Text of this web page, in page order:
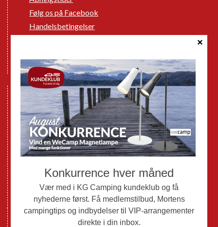
Følg os på Facebook
Handelsbetingelser
GPDR - Optagelse af foto og video
Nye Campingvogne
Nye Autocampere og Vans
Brugte Campingvogne
Brugte Autocampere og Vans
Webshop
Mortens Campingtips
KG Camping Kundeklub
Nyheder
Adria